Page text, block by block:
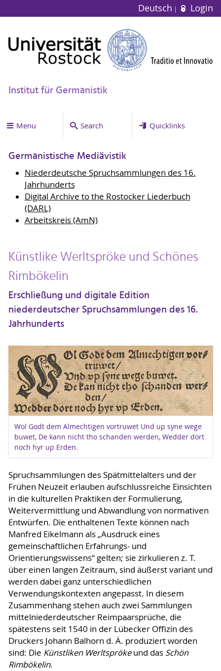
Deutsch Login
Institut für Germanistik
Menu Search Quicklinks
Germanistische Mediävistik
Niederdeutsche Spruchsammlungen des 16.
Jahrhunderts
Digital Archive to the Rostocker Liederbuch
(DARL)
Arbeitskreis (AmN)
Künstlike Werltspröke und Schönes
Rimbökelin
Erschließung und digitale Edition
niederdeutscher Spruchsammlungen des 16.
Jahrhunderts
Wol Godt dem Almechtigen vortruwet Und up syne wege
buwet, De kann nicht tho schanden werden, Wedder dort
noch hyr up Erden.
Spruchsammlungen des Spätmittelalters und der
Frühen Neuzeit erlauben aufschlussreiche Einsichten
in die kulturellen Praktiken der Formulierung,
Weitervermittlung und Abwandlung von normativen
Entwürfen. Die enthaltenen Texte können nach
Manfred Eikelmann als „Ausdruck eines
gemeinschaftlichen Erfahrungs- und
Orientierungswissens“ gelten; sie zirkulieren z. T.
über einen langen Zeitraum, sind äußerst variant und
werden dabei ganz unterschiedlichen
Verwendungskontexten angepasst. In diesem
Zusammenhang stehen auch zwei Sammlungen
mittelniederdeutscher Reimpaarsprüche, die
spätestens seit 1540 in der Lübecker Offizin des
Druckers Johann Balhorn d. Ä. produziert worden
sind: Die Künstliken Werltsprökeund das Schön
Rimbökelin.